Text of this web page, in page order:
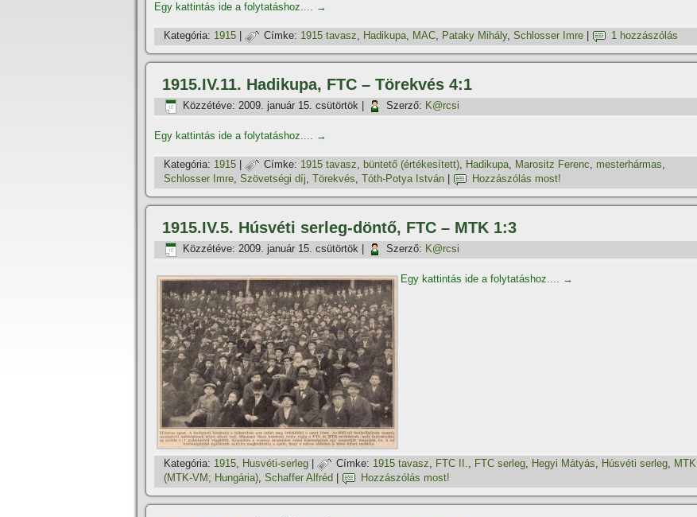
Egy kattintás ide a folytatáshoz.... →
Kategória: 1915 Címke: 1915 tavasz, Hadikupa, MAC, Pataky Mihály, Schlosser Imre 1 hozzászólás
1915.IV.11. Hadikupa, FTC – Törekvés 4:1
Közzétéve: 2009. január 15. csütörtök Szerző: K@rcsi
Egy kattintás ide a folytatáshoz.... →
Kategória: 1915 Címke: 1915 tavasz, büntető (értékesí­tett), Hadikupa, Marositz Ferenc, mesterhármas,
Schlosser Imre, Szövetségi dí­j, Törekvés, Tóth-Potya István Hozzászólás most!
1915.IV.5. Húsvéti serleg-döntő, FTC – MTK 1:3
Közzétéve: 2009. január 15. csütörtök Szerző: K@rcsi
Egy kattintás ide a folytatáshoz.... →
Kategória: 1915, Husvéti-serleg Címke: 1915 tavasz, FTC II., FTC serleg, Hegyi Mátyás, Húsvéti serleg, MTK
(MTK-VM; Hungária), Schaffer Alfréd Hozzászólás most!